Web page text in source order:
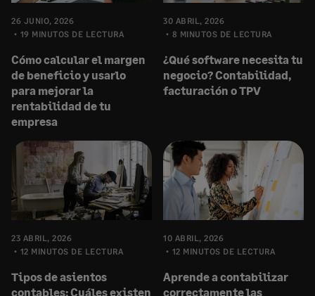
26 JUNIO, 2026
19 MINUTOS DE LECTURA
Cómo calcular el margen
de beneficio y usarlo
para mejorar la
rentabilidad de tu
empresa
30 ABRIL, 2026
8 MINUTOS DE LECTURA
¿Qué software necesita tu
negocio? Contabilidad,
facturación o TPV
23 ABRIL, 2026
12 MINUTOS DE LECTURA
Tipos de asientos
contables: Cuáles existen
10 ABRIL, 2026
12 MINUTOS DE LECTURA
Aprende a contabilizar
correctamente las